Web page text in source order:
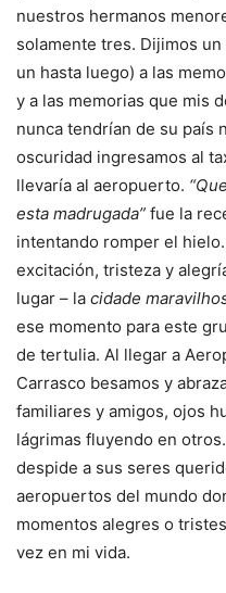
nuestros hermanos
solamente tres. Dijimos
un hasta luego) a las
y a las memorias que mis
nunca tendrían de su país
oscuridad ingresamos al
llevaría al aeropuerto.
esta madrugada” fue la
intentando romper el
excitación, tristeza y
lugar – la cidade
ese momento para este
de tertulia. Al llegar a
Carrasco besamos y
familiares y amigos, ojos
lágrimas fluyendo en
despide a sus seres
aeropuertos del mundo
momentos alegres o
vez en mi vida.